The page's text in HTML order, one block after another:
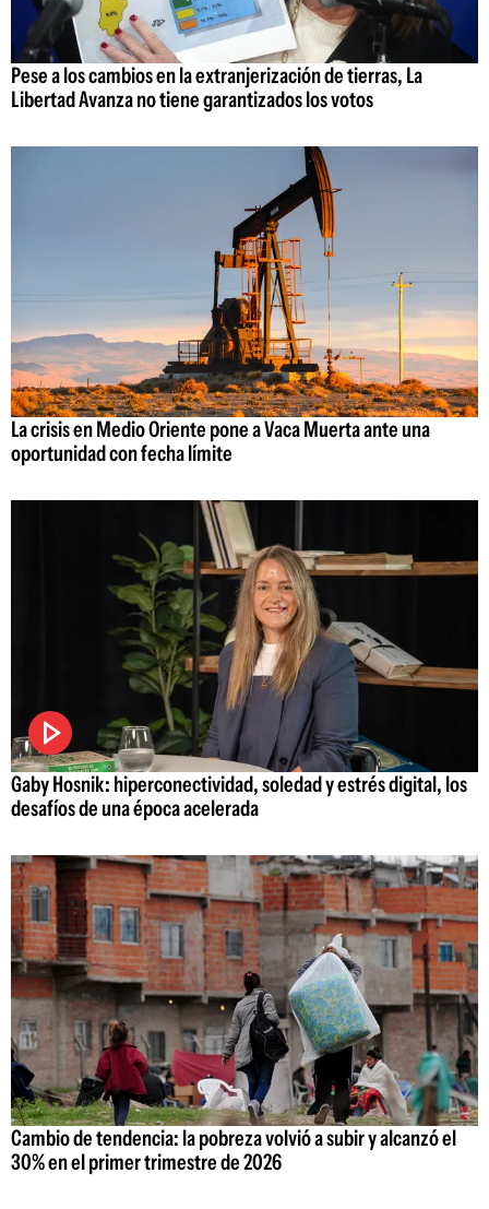
Pese a los cambios en la extranjerización de tierras, La
Libertad Avanza no tiene garantizados los votos
La crisis en Medio Oriente pone a Vaca Muerta ante una
oportunidad con fecha límite
Gaby Hosnik: hiperconectividad, soledad y estrés digital, los
desafíos de una época acelerada
Cambio de tendencia: la pobreza volvió a subir y alcanzó el
30% en el primer trimestre de 2026